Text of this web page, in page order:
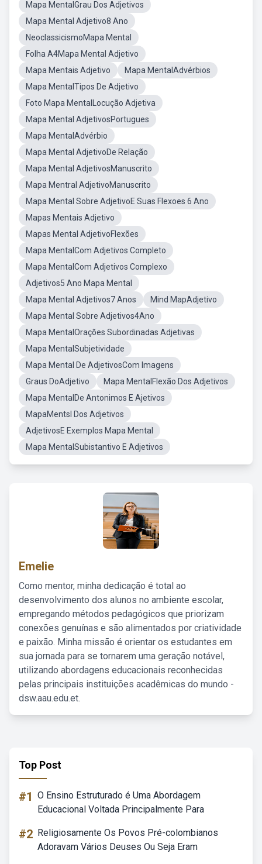
Mapa MentalGrau Dos Adjetivos
Mapa Mental Adjetivo8 Ano
NeoclassicismoMapa Mental
Folha A4Mapa Mental Adjetivo
Mapa Mentais Adjetivo
Mapa MentalAdvérbios
Mapa MentalTipos De Adjetivo
Foto Mapa MentalLocução Adjetiva
Mapa Mental AdjetivosPortugues
Mapa MentalAdvérbio
Mapa Mental AdjetivoDe Relação
Mapa Mental AdjetivosManuscrito
Mapa Mentral AdjetivoManuscrito
Mapa Mental Sobre AdjetivoE Suas Flexoes 6 Ano
Mapas Mentais Adjetivo
Mapas Mental AdjetivoFlexões
Mapa MentalCom Adjetivos Completo
Mapa MentalCom Adjetivos Complexo
Adjetivos5 Ano Mapa Mental
Mapa Mental Adjetivos7 Anos
Mind MapAdjetivo
Mapa Mental Sobre Adjetivos4Ano
Mapa MentalOrações Subordinadas Adjetivas
Mapa MentalSubjetividade
Mapa Mental De AdjetivosCom Imagens
Graus DoAdjetivo
Mapa MentalFlexão Dos Adjetivos
Mapa MentalDe Antonimos E Ajetivos
MapaMentsl Dos Adjetivos
AdjetivosE Exemplos Mapa Mental
Mapa MentalSubistantivo E Adjetivos
Emelie
Como mentor, minha dedicação é total ao
desenvolvimento dos alunos no ambiente escolar,
empregando métodos pedagógicos que priorizam
conexões genuínas e são alimentados por criatividade
e paixão. Minha missão é orientar os estudantes em
sua jornada para se tornarem uma geração notável,
utilizando abordagens educacionais reconhecidas
pelas principais instituições acadêmicas do mundo -
dsw.aau.edu.et.
Top Post
#1 O Ensino Estruturado é Uma Abordagem
Educacional Voltada Principalmente Para
#2 Religiosamente Os Povos Pré-colombianos
Adoravam Vários Deuses Ou Seja Eram